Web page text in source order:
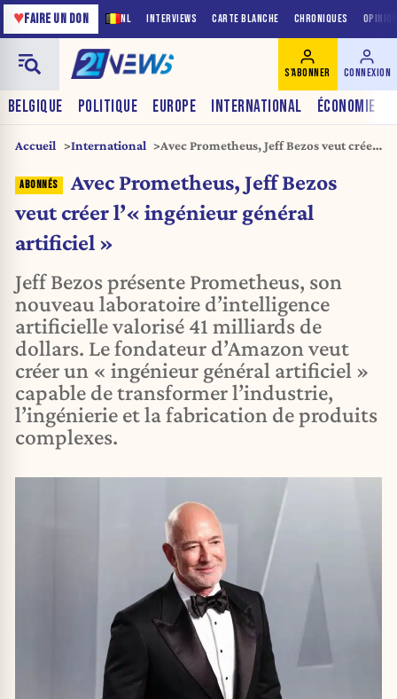
NL INTERVIEWS CARTE BLANCHE CHRONIQUES
♥FAIRE UN DON
BELGIQUE POLITIQUE EUROPE INTERNATIONAL ÉCONOMIE
S'ABONNER CONNEXION
Accueil International
Avec Prometheus, Jeff Bezos veut créer
Avec Prometheus, Jeff Bezos
veut créer l’« ingénieur général
artificiel »
Jeff Bezos présente Prometheus, son
nouveau laboratoire d’intelligence
artificielle valorisé 41 milliards de
dollars. Le fondateur d’Amazon veut
créer un « ingénieur général artificiel »
capable de transformer l’industrie,
l’ingénierie et la fabrication de produits
complexes.